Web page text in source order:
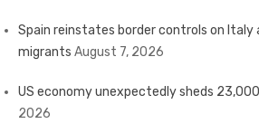
Spain reinstates border controls on Italy
migrants August 7, 2026
US economy unexpectedly sheds
2026